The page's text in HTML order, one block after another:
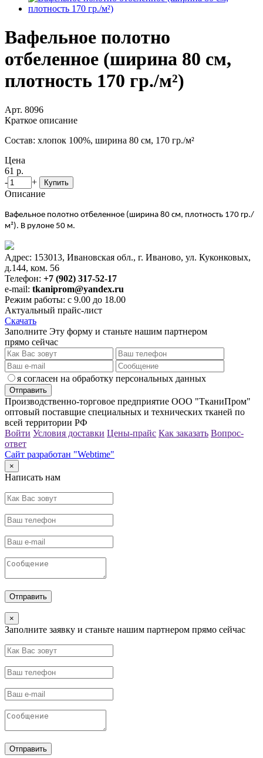
Вафельное полотно
отбеленное (ширина 80 см,
плотность 170 гр./м²)
Арт. 8096
Краткое описание
Состав: хлопок 100%, ширина 80 см, 170 гр./м²
Цена
61 р.
-
+ Купить
Описание
Вафельное полотно отбеленное (ширина 80 см, плотность 170 гр./
м²). В рулоне 50 м.
Адрес: 153013, Ивановская обл., г. Иваново, ул. Куконковых,
д.144, ком. 56
Телефон: +7 (902) 317-52-17
e-mail: tkaniprom@yandex.ru
Режим работы: с 9.00 до 18.00
Актуальный прайс-лист
Скачать
Заполните Эту форму и станьте нашим партнером
прямо сейчас
я согласен на обработку персональных данных
Производственно-торговое предприятие ООО "ТканиПром"
оптовый поставщие специальных и технических тканей по
всей территории РФ
Войти Условия доставки Цены-прайс Как заказать Вопрос-
ответ
Сайт разработан "Webtime"
×
Написать нам
×
Заполните заявку и станьте нашим партнером прямо сейчас